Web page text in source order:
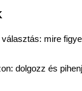
mire
dolgozz és pihenj